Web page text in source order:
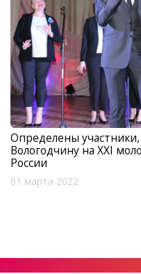
Определены
Вологодчину на XXI
России
01 марта 2022